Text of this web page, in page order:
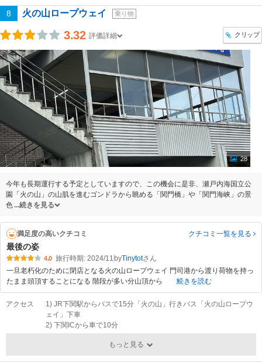
8 火の山ロープウェイ 乗り物
3.32 評価詳細 クリップ
28
今年も長期運行する予定としていますので、この機会に是非、瀬戸内海国立公
園「火の山」の山肌を進むゴンドラから眺める「関門橋」や「関門海峡」の景
色
続きを見る
満足度の高いクチコミ クチコミ一覧を見る
最後の姿
4.0 旅行時期: 2024/11 byTinytot
一旦老朽化のために閉店となる火の山ロープウェイ 門司港から渡り荷物を持っ
たまま頭頂することになる 階段が多い分山頂から
続きを読む
アクセス
1) JR下関駅からバスで15分「火の山」行きバス「火の山ロープウ
ェイ」下車
2) 下関ICから車で10分
もっと見る